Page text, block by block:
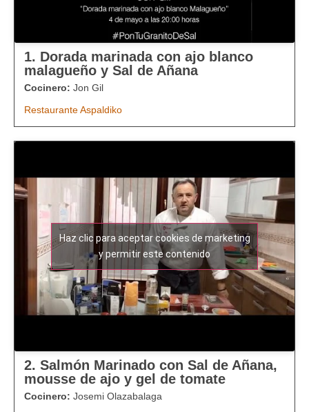
1. Dorada marinada con ajo blanco
malagueño y Sal de Añana
Cocinero: Jon Gil
Restaurante Aspaldiko
Haz clic para aceptar cookies de marketing
y permitir este contenido
2. Salmón Marinado con Sal de Añana,
mousse de ajo y gel de tomate
Cocinero: Josemi Olazabalaga